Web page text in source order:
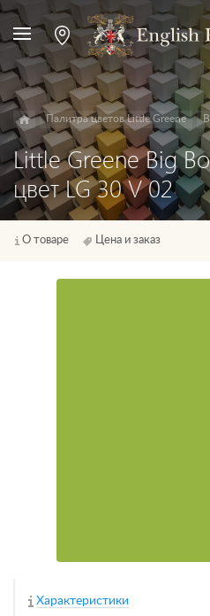
Палитра цветов Little Greene
Little Greene Big
цвет LG 30 V 02
О товаре Цена и заказ
Характеристики